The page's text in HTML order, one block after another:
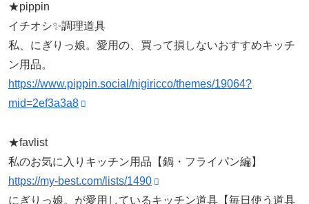
★pippin
イチオシ✨調理道具
私、にぎりっ娘。愛用の、買って損しないおすすめキッチ
ン用品。
https://www.pippin.social/nigiricco/themes/19064?
mid=2ef3a3a8
★favlist
私のお気に入りキッチン用品【鍋・フライパン編】
https://my-best.com/lists/1490
にぎりっ娘。が愛用しているキッチン道具【毎日使う道具